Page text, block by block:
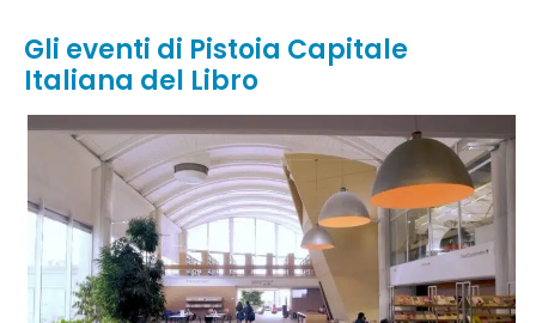
Gli eventi di Pistoia Capitale
Italiana del Libro